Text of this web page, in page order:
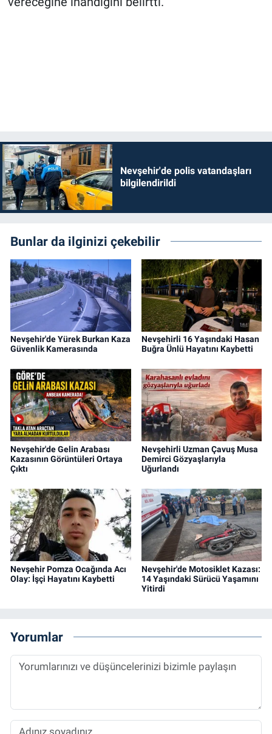
Nevşehir'de polis vatandaşları
bilgilendirildi
Bunlar da ilginizi çekebilir
Nevşehir'de Yürek Burkan Kaza
Güvenlik Kamerasında
Nevşehirli 16 Yaşındaki Hasan
Buğra Ünlü Hayatını Kaybetti
Nevşehir'de Gelin Arabası
Kazasının Görüntüleri Ortaya
Çıktı
Nevşehirli Uzman Çavuş Musa
Demirci Gözyaşlarıyla
Uğurlandı
Nevşehir Pomza Ocağında Acı
Olay: İşçi Hayatını Kaybetti
Nevşehir'de Motosiklet Kazası:
14 Yaşındaki Sürücü Yaşamını
Yitirdi
Yorumlar